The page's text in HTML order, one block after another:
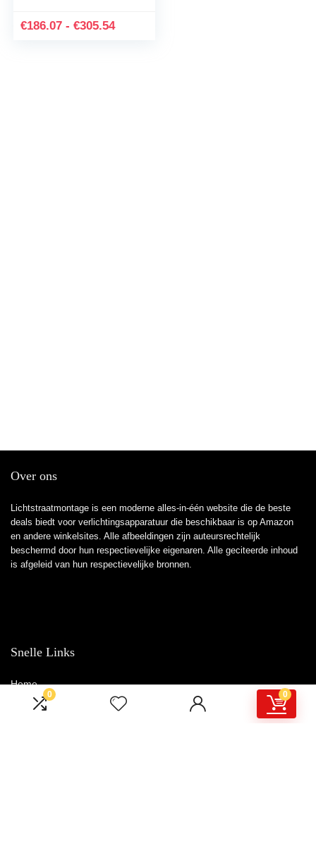
0 0
dimmer
€186.07 - €305.54Prijsklasse:
Over ons
Lichtstraatmontage is een moderne alles-in-één website die de beste
deals biedt voor verlichtingsapparatuur die beschikbaar is op Amazon
en andere winkelsites. Alle afbeeldingen zijn auteursrechtelijk
beschermd door hun respectievelijke eigenaren. Alle geciteerde inhoud
is afgeleid van hun respectievelijke bronnen.
Snelle Links
Home
Winkel